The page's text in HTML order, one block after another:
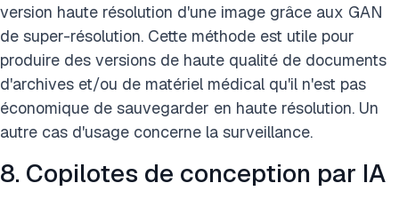
version haute résolution d'une image grâce aux GAN
de super-résolution. Cette méthode est utile pour
produire des versions de haute qualité de documents
d'archives et/ou de matériel médical qu'il n'est pas
économique de sauvegarder en haute résolution. Un
autre cas d'usage concerne la surveillance.
8. Copilotes de conception par IA